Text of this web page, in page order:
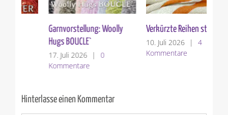
Garnvorstellung: Woolly
Hugs BOUCLE`
17. Juli 2026
| 0
Kommentare
Verkürzte Reihen stricken
10. Juli 2026
| 4
Kommentare
Hinterlasse einen Kommentar